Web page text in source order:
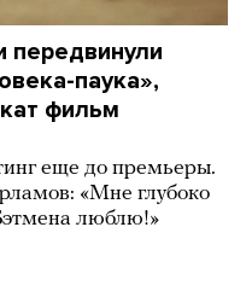
передвинули
паука»,
фильм
еще до премьеры.
«Мне глубоко
люблю!»